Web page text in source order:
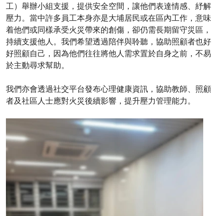
工）舉辦小組支援，提供安全空間，讓他們表達情感、紓解
壓力。當中許多員工本身亦是大埔居民或在區內工作，意味
着他們或同樣承受火災帶來的創傷，卻仍需長期留守災區，
持續支援他人。我們希望透過陪伴與聆聽，協助照顧者也好
好照顧自己，因為他們往往將他人需求置於自身之前，不易
於主動尋求幫助。
我們亦會透過社交平台發布心理健康資訊，協助教師、照顧
者及社區人士應對火災後續影響，提升壓力管理能力。